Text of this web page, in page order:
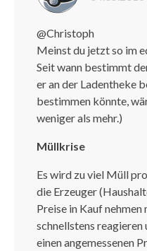
@Christoph
Meinst du jetzt so im
Seit wann bestimmt
er an der Ladentheke
bestimmen könnte,
weniger als mehr.)
Müllkrise
Es wird zu viel Müll
die Erzeuger
Preise in Kauf nehmen
schnellstens
einen angemessenen